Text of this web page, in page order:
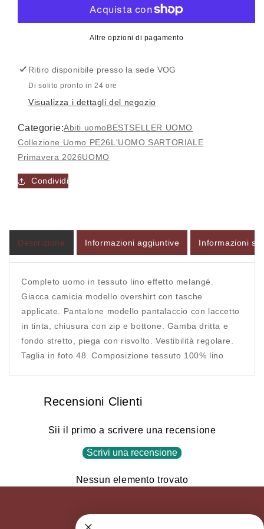
Abito
pantalaccio
in
POSILLIPO-
-
L&#39;UOMO
SARTORIALE
Abito
uomo
pantalaccio
in
POSILLIPO-
-
L&#39;UOMO
SARTORIALE
Altre opzioni di pagamento
Ritiro disponibile presso la sede VOG
Di solito pronto in 24 ore
Visualizza i dettagli del negozio
Categorie:Abiti uomoBESTSELLER UOMO
Collezione Uomo PE26L'UOMO SARTORIALE
Primavera 2026UOMO
Condividi
Descrizione Informazioni aggiuntive Informazioni
Completo uomo in tessuto lino effetto melangé.
Giacca camicia modello overshirt con tasche
applicate. Pantalone modello pantalaccio con laccetto
in tinta, chiusura con zip e bottone. Gamba dritta e
fondo stretto, piega con risvolto. Vestibilità regolare.
Taglia in foto 48. Composizione tessuto 100% lino
Recensioni Clienti
Sii il primo a scrivere una recensione
Scrivi una recensione
Nessun elemento trovato
Accesso richiesto
tua lista dei desideri e visualizzare gli articoli